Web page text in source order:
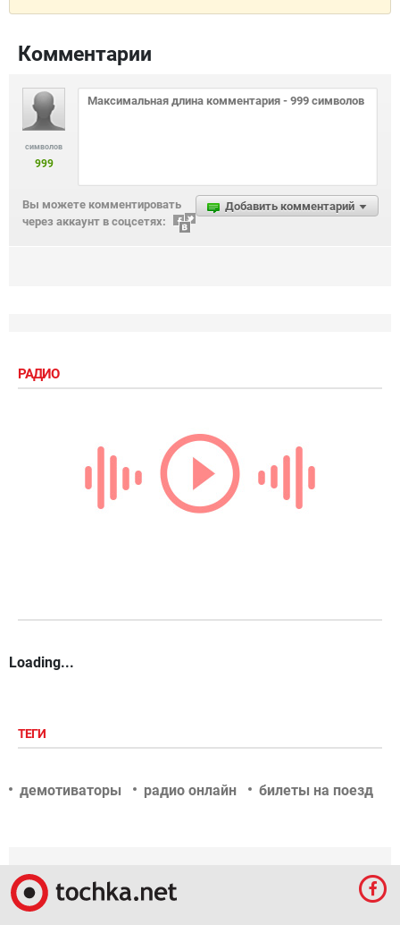
Комментарии
символов
999
Добавить комментарий
Вы можете комментировать
через аккаунт в соцсетях:
РАДИО
Loading...
ТЕГИ
демотиваторы радио онлайн билеты на поезд